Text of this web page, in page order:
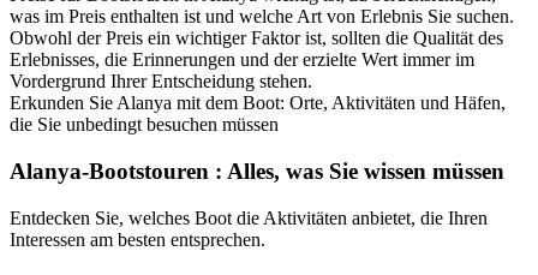
was im Preis enthalten ist und welche Art von Erlebnis Sie suchen.
Obwohl der Preis ein wichtiger Faktor ist, sollten die Qualität des
Erlebnisses, die Erinnerungen und der erzielte Wert immer im
Vordergrund Ihrer Entscheidung stehen.
Erkunden Sie Alanya mit dem Boot: Orte, Aktivitäten und Häfen,
die Sie unbedingt besuchen müssen
Alanya-Bootstouren : Alles, was Sie wissen müssen
Entdecken Sie, welches Boot die Aktivitäten anbietet, die Ihren
Interessen am besten entsprechen.